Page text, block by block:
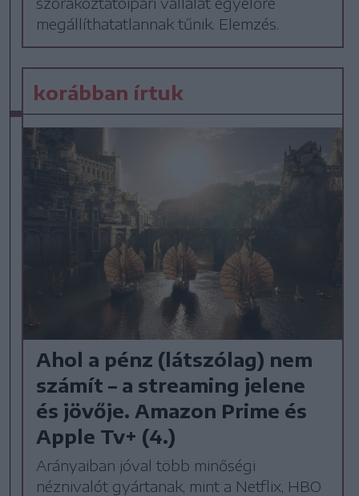
megállíthatatlannak tűnik. Elemzés.
korábban írtuk
Ahol a pénz (látszólag) nem
számít – a streaming jelene
és jövője. Amazon Prime és
Apple Tv+ (4.)
Arányaiban jóval több minőségi
néznivalót gyártanak, mint a Netflix, HBO